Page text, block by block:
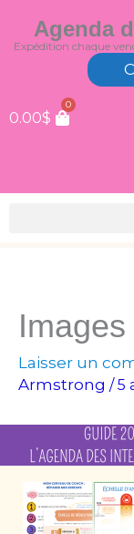
au
Agenda
Expédition chaque
0.00$
0
Laisser un
Armstrong /5